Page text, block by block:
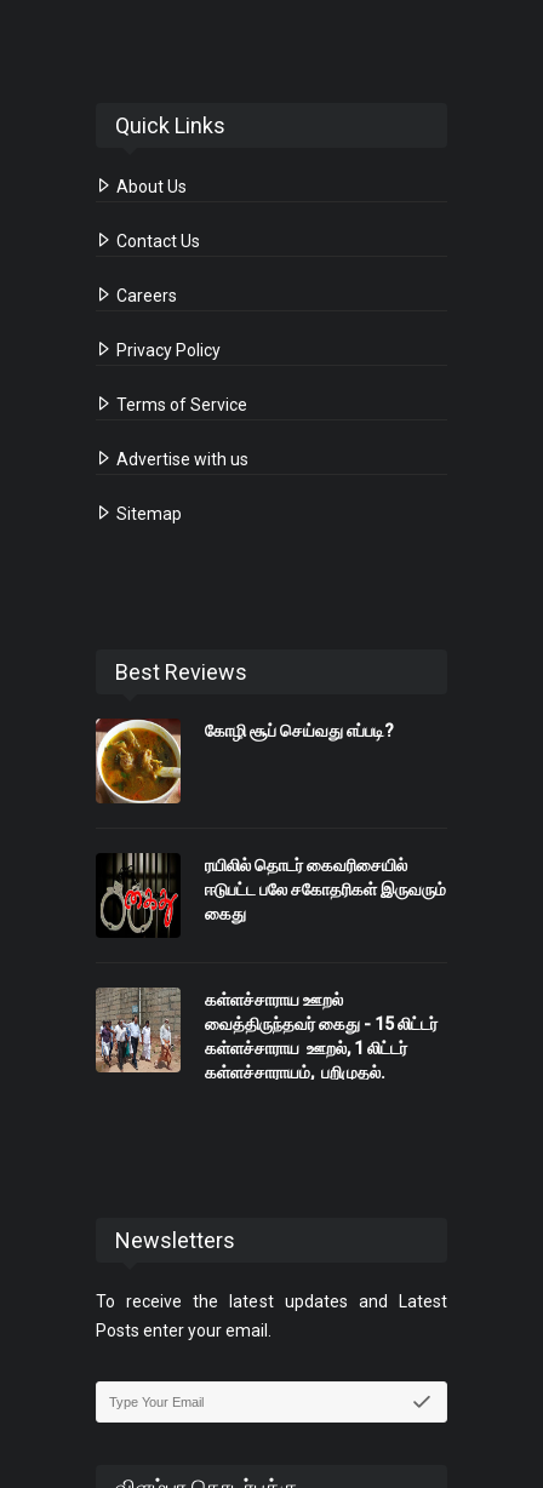
Quick Links
About Us
Contact Us
Careers
Privacy Policy
Terms of Service
Advertise with us
Sitemap
Best Reviews
கோழி சூப் செய்வது எப்படி?
ரயிலில் தொடர் கைவரிசையில்
ஈடுபட்ட பலே சகோதரிகள் இருவரும்
கைது
கள்ளச்சாராய ஊறல்
வைத்திருந்தவர் கைது - 15 லிட்டர்
கள்ளச்சாராய ஊறல், 1 லிட்டர்
கள்ளச்சாராயம், பறிமுதல்.
Newsletters
To receive the latest updates and Latest
Posts enter your email.